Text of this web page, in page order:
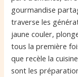
gourmandise
traverse les
jaune couler,
tous la première
que recèle la
sont les